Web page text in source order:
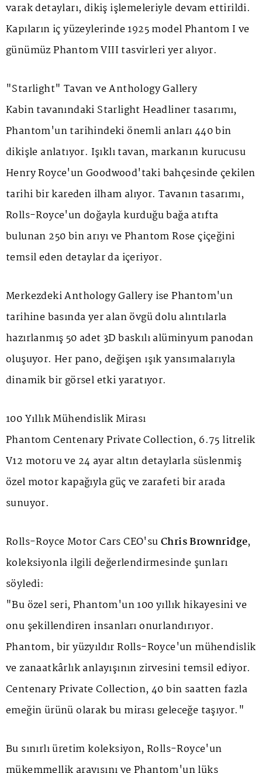
varak detayları, dikiş işlemeleriyle devam ettirildi.
Kapıların iç yüzeylerinde 1925 modelPhantom I ve
günümüzPhantom VIII tasvirleri yer alıyor.
"Starlight" Tavan ve Anthology Gallery
Kabin tavanındaki Starlight Headliner tasarımı,
Phantom'un tarihindeki önemli anları 440 bin
dikişle anlatıyor. Işıklı tavan, markanın kurucusu
Henry Royce'un Goodwood'taki bahçesinde çekilen
tarihi bir kareden ilham alıyor. Tavanın tasarımı,
Rolls-Royce'un doğayla kurduğu bağa atıfta
bulunan 250 bin arıyı vePhantom Roseçiçeğini
temsil eden detaylar da içeriyor.
MerkezdekiAnthology Galleryise Phantom'un
tarihine basında yer alan övgü dolu alıntılarla
hazırlanmış 50 adet 3D baskılı alüminyum panodan
oluşuyor. Her pano, değişen ışık yansımalarıyla
dinamik bir görsel etki yaratıyor.
100 Yıllık Mühendislik Mirası
Phantom Centenary Private Collection, 6.75 litrelik
V12 motoru ve 24 ayar altın detaylarla süslenmiş
özel motor kapağıyla güç ve zarafeti bir arada
sunuyor.
Rolls-Royce Motor Cars CEO'suChris Brownridge,
koleksiyonla ilgili değerlendirmesinde şunları
söyledi:
"Bu özel seri, Phantom'un 100 yıllık hikayesini ve
onu şekillendiren insanları onurlandırıyor.
Phantom, bir yüzyıldır Rolls-Royce'un mühendislik
ve zanaatkârlık anlayışının zirvesini temsil ediyor.
Centenary Private Collection, 40 bin saatten fazla
emeğin ürünü olarak bu mirası geleceğe taşıyor."
Bu sınırlı üretim koleksiyon, Rolls-Royce'un